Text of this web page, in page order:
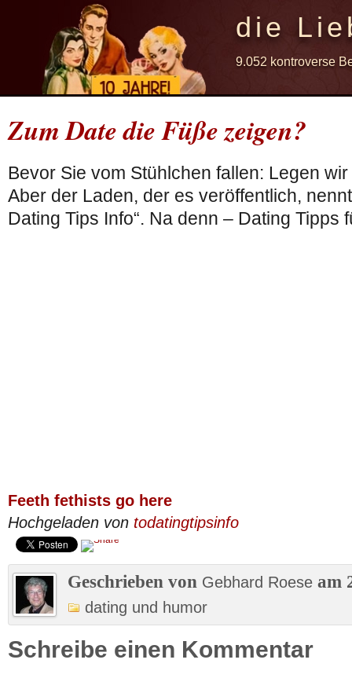
die
9.052 kontroverse
Zum Date die Füße zeigen?
Bevor Sie vom Stühlchen fallen: Legen
Aber der Laden, der es veröffentlich,
Dating Tips Info“. Na denn – Dating Tipps
Feeth fethists go here
Hochgeladen von todatingtipsinfo
Geschrieben von Gebhard Roese am
dating und humor
Schreibe einen Kommentar